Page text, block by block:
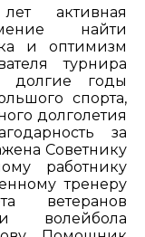
активная
найти
и оптимизм
турнира
долгие годы
спорта,
долголетия
за
Советнику
работнику
тренеру
ветеранов
волейбола